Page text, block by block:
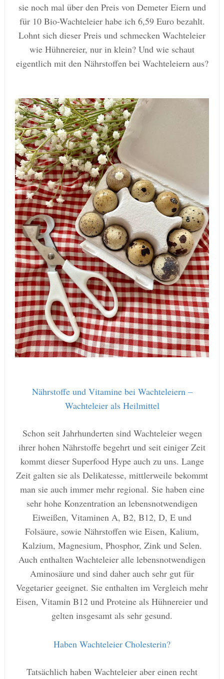
sie noch mal über den Preis von Demeter Eiern und
für 10 Bio-Wachteleier habe ich 6,59 Euro bezahlt.
Lohnt sich dieser Preis und schmecken Wachteleier
wie Hühnereier, nur in klein? Und wie schaut
eigentlich mit den Nährstoffen bei Wachteleiern aus?
Nährstoffe und Vitamine bei Wachteleiern –
Wachteleier als Heilmittel
Schon seit Jahrhunderten sind Wachteleier wegen
ihrer hohen Nährstoffe begehrt und seit einiger Zeit
kommt dieser Superfood Hype auch zu uns. Lange
Zeit galten sie als Delikatesse, mittlerweile bekommt
man sie auch immer mehr regional. Sie haben eine
sehr hohe Konzentration an lebensnotwendigen
Eiweißen, Vitaminen A, B2, B12, D, E und
Folsäure, sowie Nährstoffen wie Eisen, Kalium,
Kalzium, Magnesium, Phosphor, Zink und Selen.
Auch enthalten Wachteleier alle lebensnotwendigen
Aminosäure und sind daher auch sehr gut für
Vegetarier geeignet. Sie enthalten im Vergleich mehr
Eisen, Vitamin B12 und Proteine als Hühnereier und
gelten insgesamt als sehr gesund.
Haben Wachteleier Cholesterin?
Tatsächlich haben Wachteleier aber einen recht